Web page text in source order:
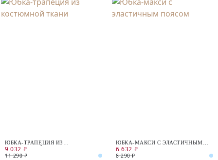
ЮБКА-ТРАПЕЦИЯ ИЗ
КОСТЮМНОЙ ТКАНИ
9 032 ₽
11 290 ₽
ЮБКА-МАКСИ С ЭЛАСТИЧНЫМ
ПОЯСОМ
6 632 ₽
8 290 ₽